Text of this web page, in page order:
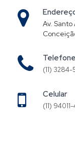
Av.
Telefone
(11) 3284-
Celular
(11)